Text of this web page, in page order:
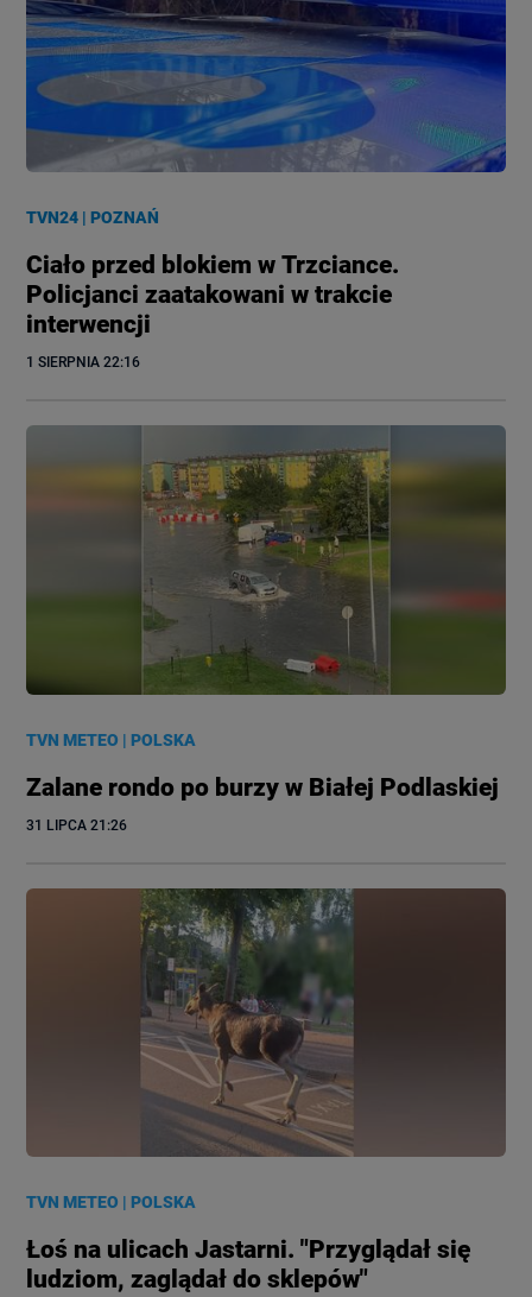
TVN24 |POZNAŃ
Ciało przed blokiem w Trzciance.
Policjanci zaatakowani w trakcie
interwencji
1 SIERPNIA 22:16
TVN METEO |POLSKA
Zalane rondo po burzy w Białej Podlaskiej
31 LIPCA 21:26
TVN METEO |POLSKA
Łoś na ulicach Jastarni. "Przyglądał się
ludziom, zaglądał do sklepów"